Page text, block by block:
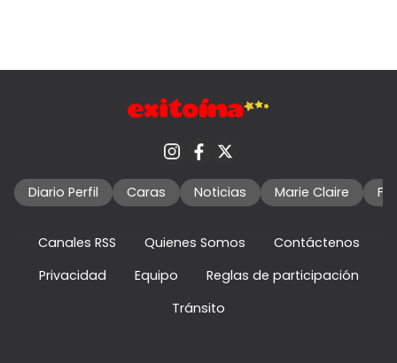
Diario Perfil Caras Noticias Marie Claire
Canales RSS Quienes Somos
Contáctenos
Privacidad
Equipo
Reglas de participación
Tránsito